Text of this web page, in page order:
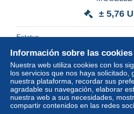
± 5,76
Estatus
Información sobre las cookies
Nuestra web utiliza cookies con los
los servicios que nos haya solicitado,
nuestra plataforma, recordar sus
agradable su navegación, elaborar
nuestra web a sus necesidades,
compartir contenidos en las redes